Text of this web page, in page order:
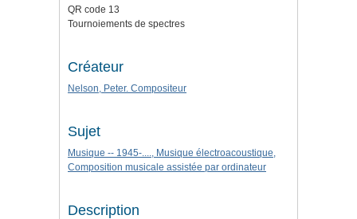
QR code 13
Tournoiements de spectres
Créateur
Nelson, Peter. Compositeur
Sujet
Musique -- 1945-...., Musique électroacoustique,
Composition musicale assistée par ordinateur
Description